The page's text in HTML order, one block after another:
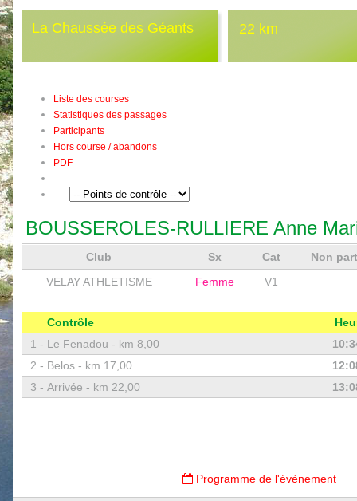
La Chaussée des Géants 22 km
Liste des courses
Statistiques des passages
Participants
Hors course / abandons
PDF
BOUSSEROLES-RULLIERE Anne
Club Sx Cat
Non
VELAY ATHLETISME
Femme V1
Contrôle
1 - Le Fenadou - km 8,00
2 - Belos - km 17,00
3 - Arrivée - km 22,00
Programme de l'évènement